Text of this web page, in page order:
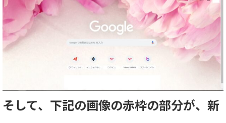
そして、下記の画像の赤枠の部分が、新